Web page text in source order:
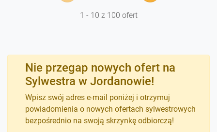
1 - 10 z 100 ofert
Nie przegap nowych ofert na
Sylwestra w Jordanowie!
Wpisz swój adres e-mail poniżej i otrzymuj
powiadomienia o nowych ofertach sylwestrowych
bezpośrednio na swoją skrzynkę odbiorczą!